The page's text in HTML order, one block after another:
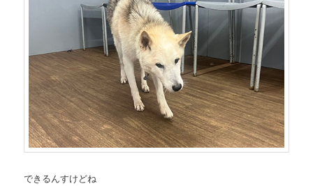
できるんすけどね